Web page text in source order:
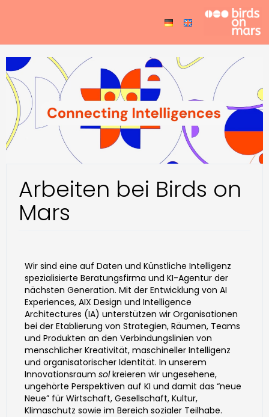
Arbeiten bei Birds on
Mars
Wir sind eine auf Daten und Künstliche Intelligenz
spezialisierte Beratungsfirma und KI-Agentur der
nächsten Generation. Mit der Entwicklung von AI
Experiences, AIX Design und Intelligence
Architectures (IA) unterstützen wir Organisationen
bei der Etablierung von Strategien, Räumen, Teams
und Produkten an den Verbindungslinien von
menschlicher Kreativität, maschineller Intelligenz
und organisatorischer Identität. In unserem
Innovationsraum solkreieren wir ungesehene,
ungehörte Perspektiven auf KI und damit das “neue
Neue” für Wirtschaft, Gesellschaft, Kultur,
Klimaschutz sowie im Bereich sozialer Teilhabe.